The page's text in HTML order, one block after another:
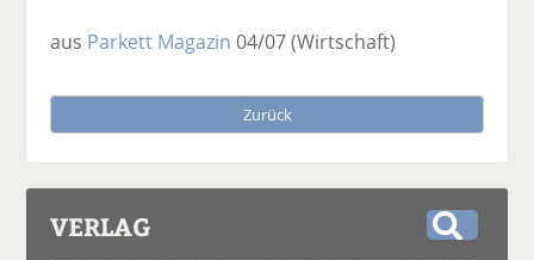
aus Parkett Magazin 04/07(Wirtschaft)
Zurück
VERLAG